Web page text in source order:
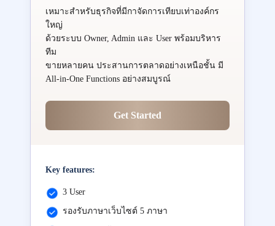
เหมาะสำหรับธุรกิจที่มีกาจัดการเทียบเท่าองค์กร
ใหญ่
ด้วยระบบ Owner, Admin และ User พร้อมบริหาร
ทีม
ขายหลายคน ประสานการตลาดอย่างเหนือชั้น มี
All-in-One Functions อย่างสมบูรณ์
Get Started
Key features:
3 User
รองรับภาษาเว็บไซต์ 5 ภาษา